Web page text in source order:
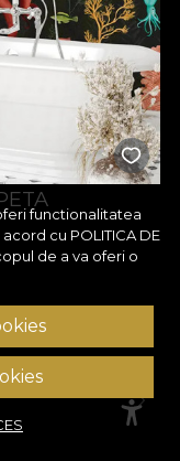
functionalitatea
acord cu POLITICA DE
de a va oferi o